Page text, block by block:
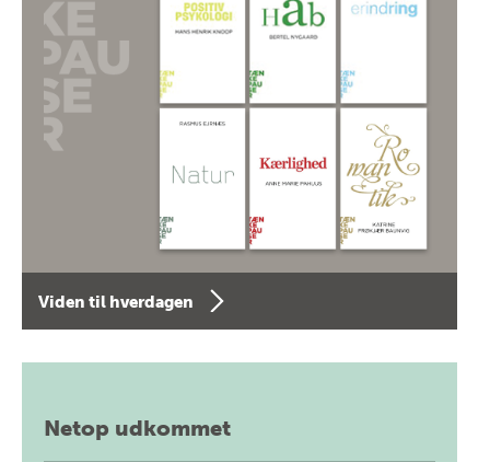
Viden til hverdagen
Netop udkommet